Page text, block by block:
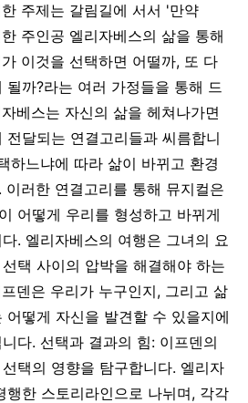
주제는 갈림길에 서서 '만약
주인공 엘리자베스의 삶을 통해
이것을 선택하면 어떨까, 또 다
될까?라는 여러 가정들을 통해 드
베스는 자신의 삶을 헤쳐나가면
달되는 연결고리들과 씨름합니
하느냐에 따라 삶이 바뀌고 환경
이러한 연결고리를 통해 뮤지컬은
어떻게 우리를 형성하고 바뀌게
. 엘리자베스의 여행은 그녀의 요
택 사이의 압박을 해결해야 하는
덴은 우리가 누구인지, 그리고 삶
어떻게 자신을 발견할 수 있을지에
다. 선택과 결과의 힘: 이프덴의
택의 영향을 탐구합니다. 엘리자
행한 스토리라인으로 나뉘며, 각각